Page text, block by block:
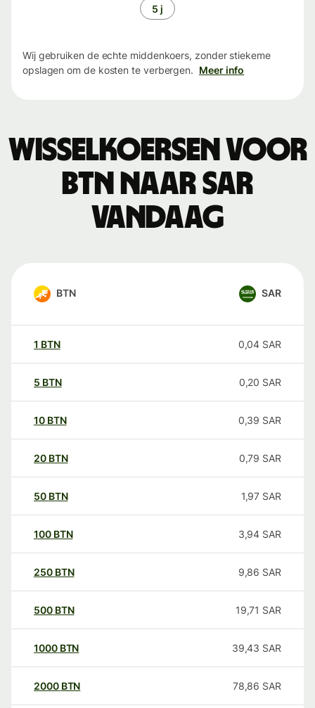
5 j
Wij gebruiken de echte middenkoers, zonder stiekeme
opslagen om de kosten te verbergen. Meer info
Wisselkoersen voor
BTN naar SAR
vandaag
BTN SAR
1 BTN 0,04 SAR
5 BTN 0,20 SAR
10 BTN 0,39 SAR
20 BTN 0,79 SAR
50 BTN 1,97 SAR
100 BTN 3,94 SAR
250 BTN 9,86 SAR
500 BTN 19,71 SAR
1000 BTN 39,43 SAR
2000 BTN 78,86 SAR